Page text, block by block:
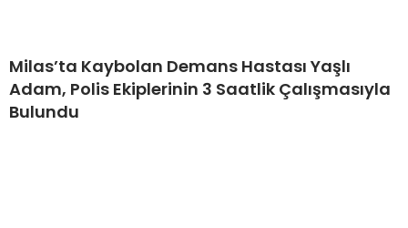
Milas’ta Kaybolan Demans Hastası Yaşlı
Adam, Polis Ekiplerinin 3 Saatlik Çalışmasıyla
Bulundu